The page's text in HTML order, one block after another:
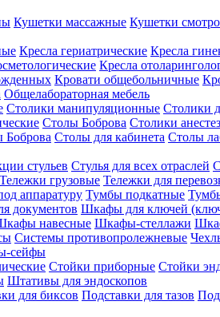
Кушетки массажные Кушетки
Кресла гериатрические Кресла
Кресла
Кровати общебольничные
Общелабораторная мебель
Столики манипуляционные Столики
Столы Боброва Столики
Боброва Столы для кабинета Столы
стульев Стулья для всех отраслей
Тележки грузовые Тележки для
аппаратуру Тумбы подкатные
документов Шкафы для ключей
навесные Шкафы-стеллажи
Системы противопролежневые
сейфы
Стойки приборные Стойки
Штативы для эндоскопов
для биксов Подставки для тазов